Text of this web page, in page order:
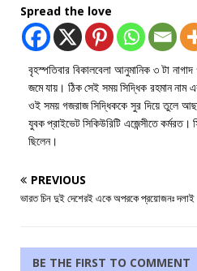
Spread the love
বৃহস্পতিবার বিকালবেলা আনুমানিক ৩ টা
জমে যায়। ঠিক সেই সময় সিদ্ধিক রহমান নাম
ওই সময় গজরাজ সিদ্ধিককে সুর দিয়ে তুলে
যুবক প্রাইভেট সিকিউরিটি এজেন্সীতে
ছিলেন।
PREVIOUS
ভারত চিন দুই দেশেরই একে অপরকে প্রয়োজনঃ দলাই
BE THE FIRST TO COMMENT